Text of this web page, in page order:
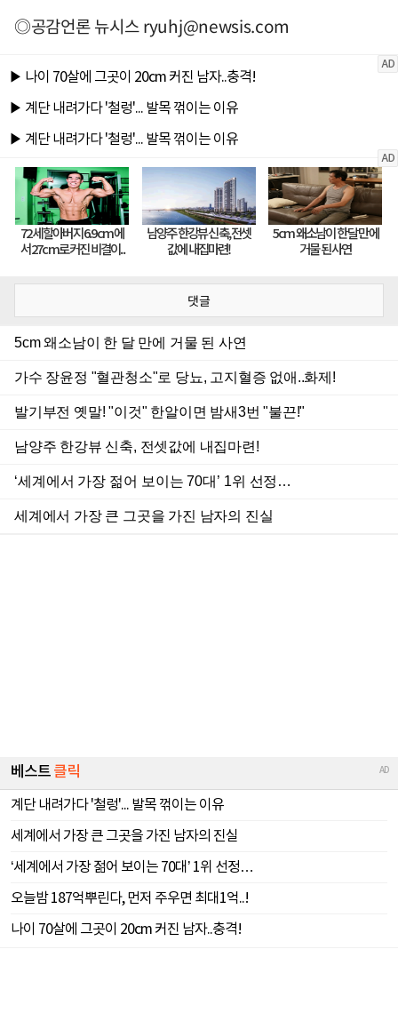
◎공감언론 뉴시스ryuhj@newsis.com
댓글